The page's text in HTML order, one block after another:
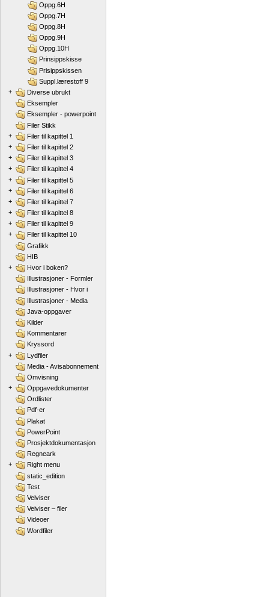
Oppg.6H
Oppg.7H
Oppg.8H
Oppg.9H
Oppg.10H
Prinsippskisse
Prisippskissen
Suppl.lærestoff 9
+
Diverse ubrukt
Eksempler
Eksempler - powerpoint
Filer Stikk
+
Filer til kapittel 1
+
Filer til kapittel 2
+
Filer til kapittel 3
+
Filer til kapittel 4
+
Filer til kapittel 5
+
Filer til kapittel 6
+
Filer til kapittel 7
+
Filer til kapittel 8
+
Filer til kapittel 9
+
Filer til kapittel 10
Grafikk
HIB
+
Hvor i boken?
Illustrasjoner - Formler
Illustrasjoner - Hvor i
Illustrasjoner - Media
Java-oppgaver
Kilder
Kommentarer
Kryssord
+
Lydfiler
Media - Avisabonnement
Omvisning
+
Oppgavedokumenter
Ordlister
Pdf-er
Plakat
PowerPoint
Prosjektdokumentasjon
Regneark
+
Right menu
static_edition
Test
Veiviser
Veiviser – filer
Videoer
Wordfiler